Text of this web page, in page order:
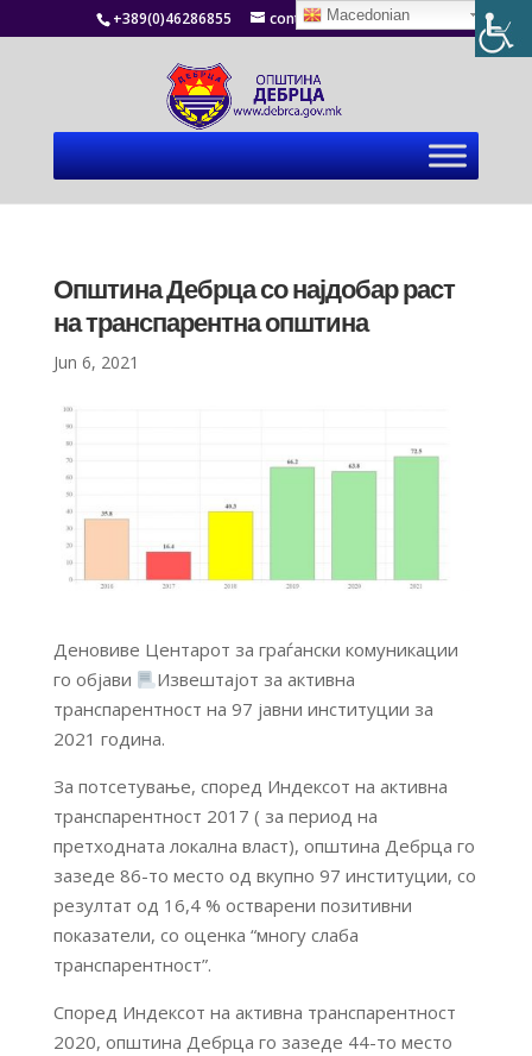
+389(0)46286855 contact@debrca.gov.mk
Општина Дебрца со најдобар раст
на транспарентна општина
Jun 6, 2021
Деновиве Центарот за граѓански комуникации
го објави
Извештајот за активна
транспарентност на 97 јавни институции за
2021 година.
За потсетување, според Индексот на активна
транспарентност 2017 ( за период на
претходната локална власт), општина Дебрца го
зазеде 86-то место од вкупно 97 институции, со
резултат од 16,4 % остварени позитивни
показатели, со оценка “многу слаба
транспарентност”.
Според Индексот на активна транспарентност
2020, општина Дебрца го зазеде 44-то место
Macedonian